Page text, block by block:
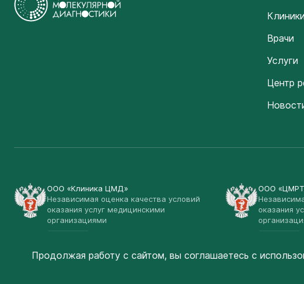
Клиники
Врачи
Услуги
Центр
ООО «Клиника ЦМД»
Независимая оценка качества условий
оказания услуг медицинскими
организациями
ООО
оказания
Продолжая работу с сайтом, вы соглашаетесь с